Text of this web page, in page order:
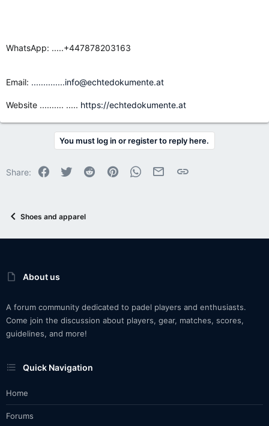
WhatsApp: .....+447878203163
Email: ..............info@echtedokumente.at
Website .......... ..... https://echtedokumente.at
You must log in or register to reply here.
Share: Facebook
Twitter Reddit PinterestWhatsApp
Email Link
Shoes and apparel
About us
A forum community dedicated to padel players and enthusiasts.
Come join the discussion about players, gear, matches, scores,
guidelines, and more!
Quick Navigation
Home
Forums